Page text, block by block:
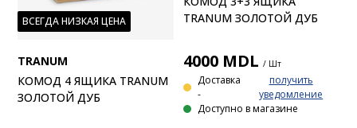
ВСЕГДА НИЗКАЯ ЦЕНА
TRANUM
КОМОД 4 ЯЩИКА TRANUM
ЗОЛОТОЙ ДУБ
TRANUM ЗОЛОТОЙ ДУБ
4000 MDL / Шт
Доставка
-
получить
уведомление
Доступно в магазине